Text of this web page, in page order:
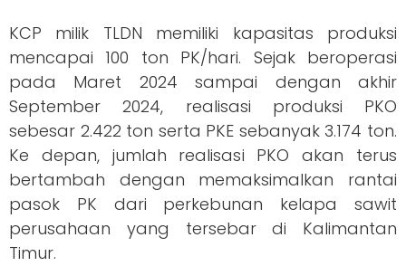
KCP milik TLDN memiliki kapasitas produksi
mencapai 100 ton PK/hari. Sejak beroperasi
pada Maret 2024 sampai dengan akhir
September 2024, realisasi produksi PKO
sebesar 2.422 ton serta PKE sebanyak 3.174 ton.
Ke depan, jumlah realisasi PKO akan terus
bertambah dengan memaksimalkan rantai
pasok PK dari perkebunan kelapa sawit
perusahaan yang tersebar di Kalimantan
Timur.